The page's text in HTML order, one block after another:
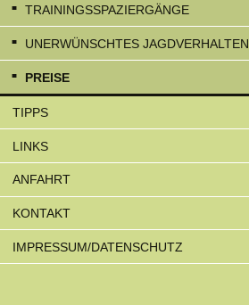
TRAININGSSPAZIERGÄNGE
UNERWÜNSCHTES JAGDVERHALTEN
PREISE
TIPPS
LINKS
ANFAHRT
KONTAKT
IMPRESSUM/DATENSCHUTZ